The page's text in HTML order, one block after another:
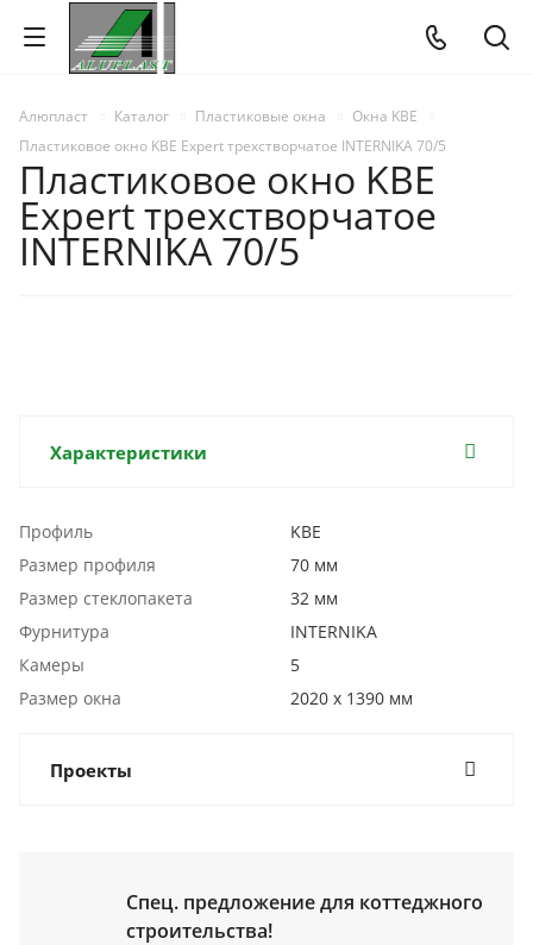
Алюпласт Каталог Пластиковые окна
Окна KBE
Пластиковое окно KBE Expert трехстворчатое INTERNIKA 70/5
Пластиковое окно KBE
Expert трехстворчатое
INTERNIKA 70/5
Характеристики
Профиль
KBE
Размер профиля
70 мм
Размер стеклопакета
32 мм
Фурнитура
INTERNIKA
Камеры
5
Размер окна
2020 x 1390 мм
Проекты
Спец. предложение для коттеджного
строительства!